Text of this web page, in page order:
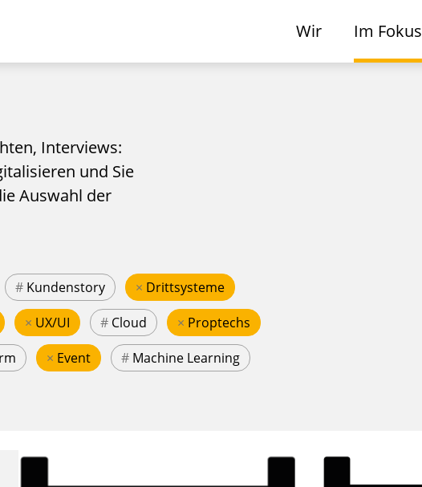
Wir Im Fokus
Interviews:
und Sie
Auswahl der
# Kundenstory × Drittsysteme
× UX/UI # Cloud × Proptechs
× Event # Machine Learning